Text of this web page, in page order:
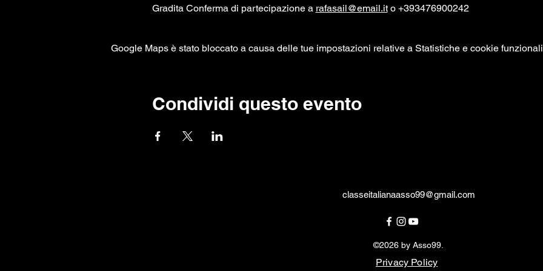
Gradita Conferma di partecipazione a rafasail@email.it o +393476900242
Google Maps è stato bloccato a causa delle tue impostazioni relative a Statistiche e cookie
Condividi questo evento
classeitalianaasso99@gmail.com
©2026 by Asso99.
Privacy Policy